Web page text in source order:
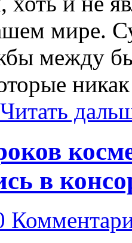
мире.
между
Читать
в